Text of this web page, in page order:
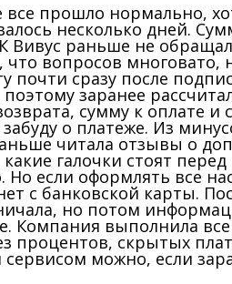
прошло нормально,
несколько дней.
Вивус раньше не
что вопросов
сразу после
заранее
сумму к оплате и
о платеже. Из
читала отзывы о
галочки стоят
если оформлять все
с банковской карты.
но потом
Компания выполнила
процентов, скрытых
можно, если